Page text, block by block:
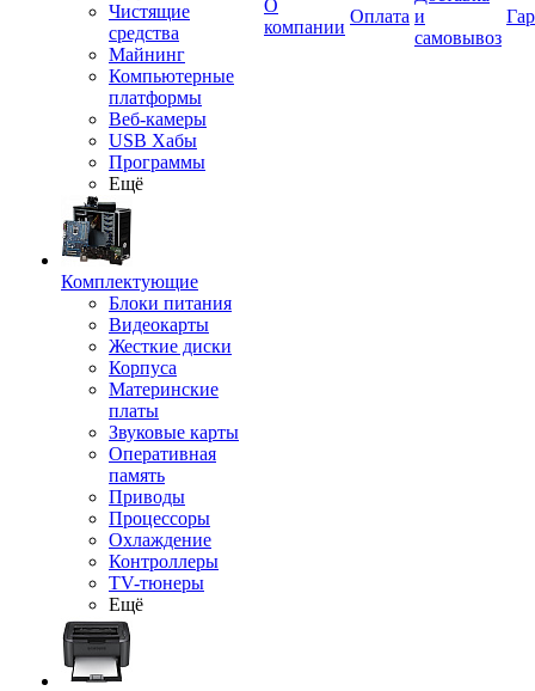
Чистящие
средства
Майнинг
Компьютерные
платформы
Веб-камеры
USB Хабы
Программы
Ещё
Комплектующие
Блоки питания
Видеокарты
Жесткие диски
Корпуса
Материнские
платы
Звуковые карты
Оперативная
память
Приводы
Процессоры
Охлаждение
Контроллеры
TV-тюнеры
Ещё
О
компании
Оплата и
самовывоз